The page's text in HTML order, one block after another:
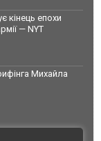
кінець епохи
— NYT
Михайла